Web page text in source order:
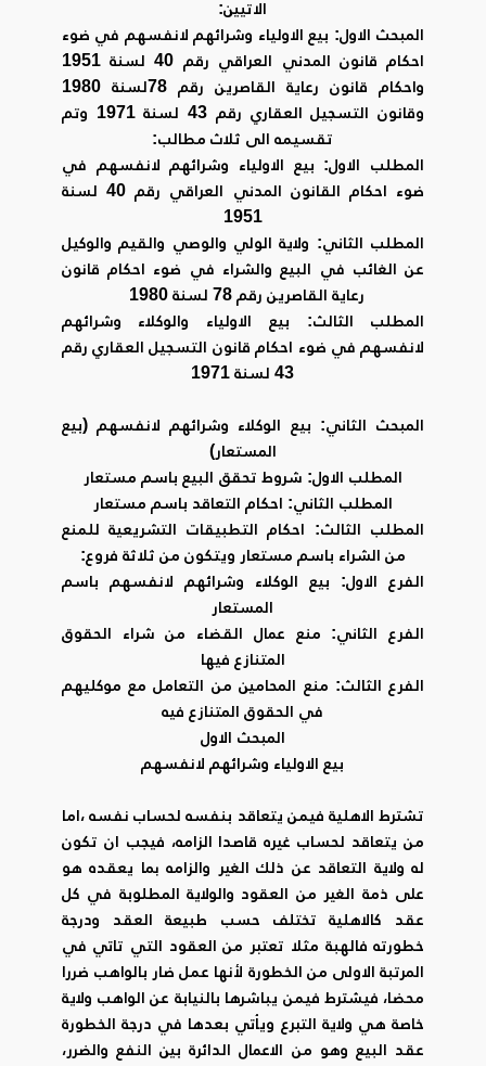
الاتيين:
المبحث الاول: بيع الاولياء وشرائهم لانفسهم في ضوء
احكام قانون المدني العراقي رقم 40 لسنة 1951
واحكام قانون رعاية القاصرين رقم 78لسنة 1980
وقانون التسجيل العقاري رقم 43 لسنة 1971 وتم
تقسيمه الى ثلاث مطالب:
المطلب الاول: بيع الاولياء وشرائهم لانفسهم في
ضوء احكام القانون المدني العراقي رقم 40 لسنة
1951
المطلب الثاني: ولاية الولي والوصي والقيم والوكيل
عن الغائب في البيع والشراء في ضوء احكام قانون
رعاية القاصرين رقم 78 لسنة 1980
المطلب الثالث: بيع الاولياء والوكلاء وشرائهم
لانفسهم في ضوء احكام قانون التسجيل العقاري رقم
43 لسنة 1971
المبحث الثاني: بيع الوكلاء وشرائهم لانفسهم (بيع
المستعار)
المطلب الاول: شروط تحقق البيع باسم مستعار
المطلب الثاني: احكام التعاقد باسم مستعار
المطلب الثالث: احكام التطبيقات التشريعية للمنع
من الشراء باسم مستعار ويتكون من ثلاثة فروع:
الفرع الاول: بيع الوكلاء وشرائهم لانفسهم باسم
المستعار
الفرع الثاني: منع عمال القضاء من شراء الحقوق
المتنازع فيها
الفرع الثالث: منع المحامين من التعامل مع موكليهم
في الحقوق المتنازع فيه
المبحث الاول
بيع الاولياء وشرائهم لانفسهم
تشترط الاهلية فيمن يتعاقد بنفسه لحساب نفسه ،اما
من يتعاقد لحساب غيره قاصدا الزامه، فيجب ان تكون
له ولاية التعاقد عن ذلك الغير والزامه بما يعقده هو
على ذمة الغير من العقود والولاية المطلوبة في كل
عقد كالاهلية تختلف حسب طبيعة العقد ودرجة
خطورته فالهبة مثلا تعتبر من العقود التي تاتي في
المرتبة الاولى من الخطورة لأنها عمل ضار بالواهب ضررا
محضا، فيشترط فيمن يباشرها بالنيابة عن الواهب ولاية
خاصة هي ولاية التبرع ويأتي بعدها في درجة الخطورة
عقد البيع وهو من الاعمال الدائرة بين النفع والضرر،